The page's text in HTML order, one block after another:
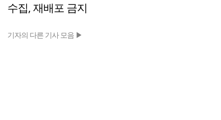
수집, 재배포 금지
기자의 다른 기사 모음 ▶